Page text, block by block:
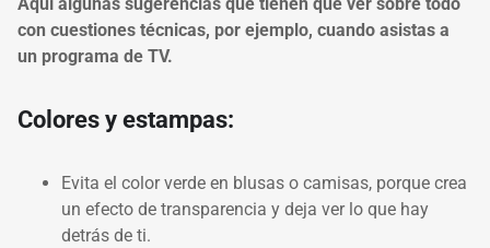
con cuestiones técnicas, por ejemplo, cuando asistas a
un programa de TV.
Colores y estampas:
Evita el color verde en blusas o camisas, porque crea
un efecto de transparencia y deja ver lo que hay
detrás de ti.